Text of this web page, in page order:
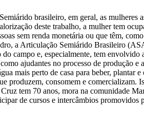
brasileiro, em geral, as mulheres
deste trabalho, a mulher tem
sem renda monetária ou que têm,
a Articulação Semiárido Brasileiro
campo e, especialmente, tem
ajudantes no processo de produção
mais perto de casa para beber, plantar
produzem, consomem e comercializam.
tem 70 anos, mora na comunidade
de cursos e intercâmbios promovidos